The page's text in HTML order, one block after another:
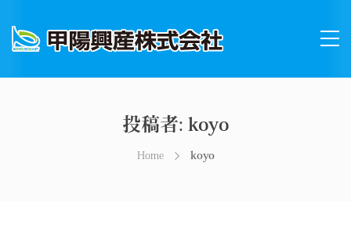
投稿者: koyo
Home koyo